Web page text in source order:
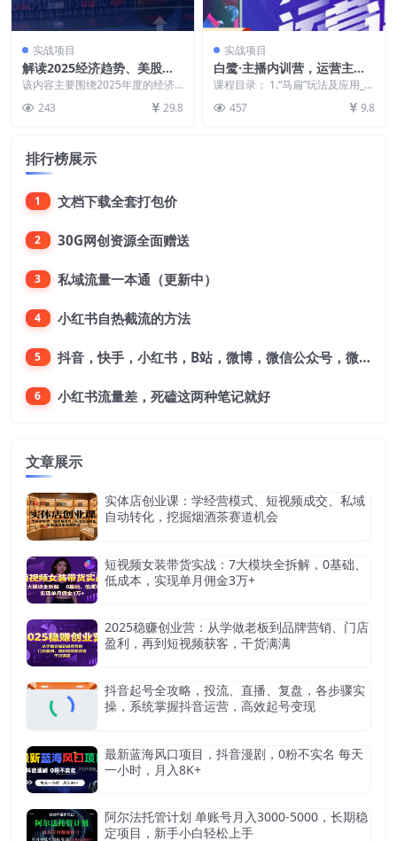
实战项目
解读2025经济趋势、美股、A
港股等资产前景判断，助您抢
先布局未来投资
该内容主要围绕2025年度的经济
了当前国内外经济走...
243 29.8
实战项目
白鹭·主播内训营，运营主播
话术起号进阶能力提升
课程目录： 1.“马扁”玩法及应用_e
457 9.8
排行榜展示
1 文档下载全套打包价
2 30G网创资源全面赠送
3 私域流量一本通（更新中）
4 小红书自热截流的方法
5 抖音，快手，小红书，B站，微博，微信公众号，微信视频号。每一个平台，都是不一样的机会，对应不一样的赚钱思路
6 小红书流量差，死磕这两种笔记就好
文章展示
实体店创业课：学经营模式、短视频成交、私域
自动转化，挖掘烟酒茶赛道机会
短视频女装带货实战：7大模块全拆解，0基础、
低成本，实现单月佣金3万+
2025稳赚创业营：从学做老板到品牌营销、门店
盈利，再到短视频获客，干货满满
抖音起号全攻略，投流、直播、复盘，各步骤实
操，系统掌握抖音运营，高效起号变现
最新蓝海风口项目，抖音漫剧，0粉不实名 每天
一小时，月入8K+
阿尔法托管计划 单账号月入3000-5000，长期稳
定项目，新手小白轻松上手